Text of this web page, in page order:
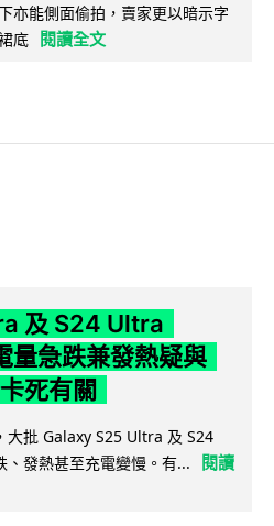
亦能側面偷拍，賣家更以暗示字
底
閱讀全文
及 S24 Ultra
量急跌兼發熱疑與
死有關
批 Galaxy S25 Ultra 及 S24
發熱甚至充電變慢。有...
閱讀